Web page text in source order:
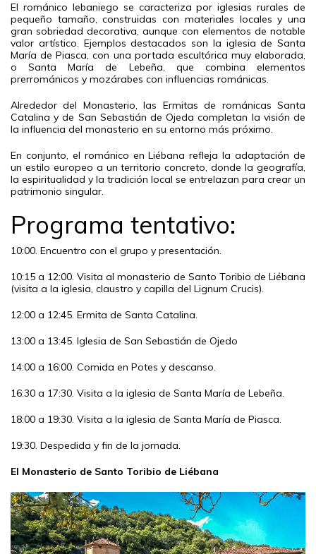
El románico lebaniego se caracteriza por iglesias rurales de
pequeño tamaño, construidas con materiales locales y una
gran sobriedad decorativa, aunque con elementos de notable
valor artístico. Ejemplos destacados son la iglesia de Santa
María de Piasca, con una portada escultórica muy elaborada,
o Santa María de Lebeña, que combina elementos
prerrománicos y mozárabes con influencias románicas.
Alrededor del Monasterio, las Ermitas de románicas Santa
Catalina y de San Sebastián de Ojeda completan la visión de
la influencia del monasterio en su entorno más próximo.
En conjunto, el románico en Liébana refleja la adaptación de
un estilo europeo a un territorio concreto, donde la geografía,
la espiritualidad y la tradición local se entrelazan para crear un
patrimonio singular.
Programa tentativo:
10:00. Encuentro con el grupo y presentación.
10:15 a 12:00. Visita al monasterio de Santo Toribio de Liébana
(visita a la iglesia, claustro y capilla del Lignum Crucis).
12:00 a 12:45. Ermita de Santa Catalina.
13:00 a 13:45. Iglesia de San Sebastián de Ojedo
14:00 a 16:00. Comida en Potes y descanso.
16:30 a 17:30. Visita a la iglesia de Santa María de Lebeña.
18:00 a 19:30. Visita a la iglesia de Santa María de Piasca.
19:30. Despedida y fin de la jornada.
El Monasterio de Santo Toribio de Liébana